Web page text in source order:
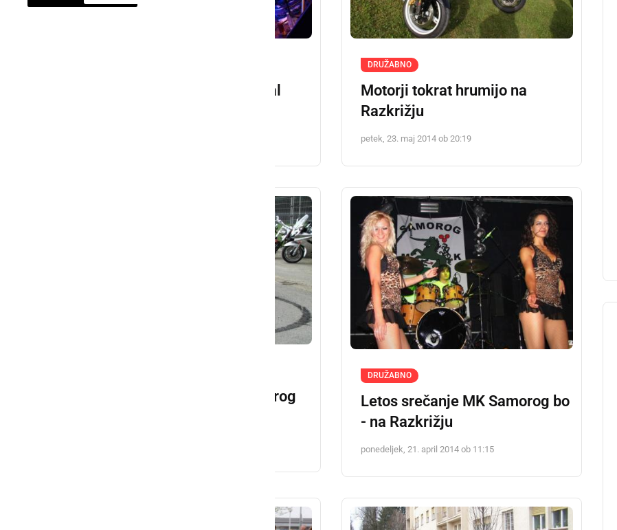
V petek zvečer dež pregnal
DRUŽABNO
Motorji tokrat hrumijo na
Razkrižju
petek, 23. maj 2014 ob 20:19
Na 14. srečanju MK Samorog
DRUŽABNO
Letos srečanje MK Samorog bo
- na Razkrižju
ponedeljek, 21. april 2014 ob 11:15